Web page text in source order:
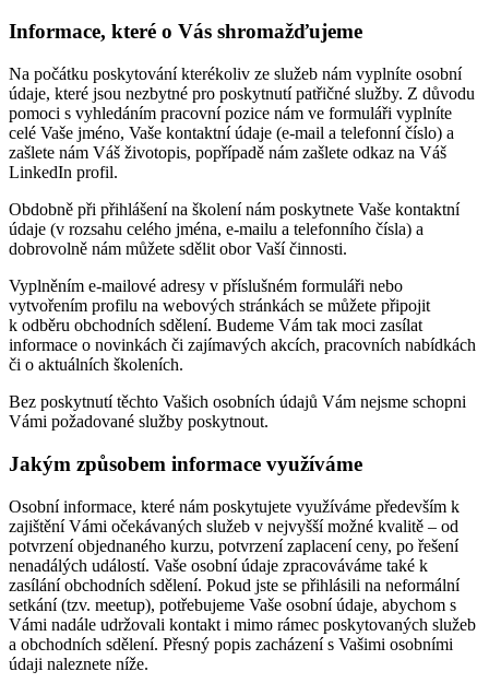
Informace, které o Vás shromažďujeme
Na počátku poskytování kterékoliv ze služeb nám vyplníte osobní
údaje, které jsou nezbytné pro poskytnutí patřičné služby. Z důvodu
pomoci s vyhledáním pracovní pozice nám ve formuláři vyplníte
celé Vaše jméno, Vaše kontaktní údaje (e-mail a telefonní číslo) a
zašlete nám Váš životopis, popřípadě nám zašlete odkaz na Váš
LinkedIn profil.
Obdobně při přihlášení na školení nám poskytnete Vaše kontaktní
údaje (v rozsahu celého jména, e-mailu a telefonního čísla) a
dobrovolně nám můžete sdělit obor Vaší činnosti.
Vyplněním e-mailové adresy v příslušném formuláři nebo
vytvořením profilu na webových stránkách se můžete připojit
k odběru obchodních sdělení. Budeme Vám tak moci zasílat
informace o novinkách či zajímavých akcích, pracovních nabídkách
či o aktuálních školeních.
Bez poskytnutí těchto Vašich osobních údajů Vám nejsme schopni
Vámi požadované služby poskytnout.
Jakým způsobem informace využíváme
Osobní informace, které nám poskytujete využíváme především k
zajištění Vámi očekávaných služeb v nejvyšší možné kvalitě – od
potvrzení objednaného kurzu, potvrzení zaplacení ceny, po řešení
nenadálých událostí. Vaše osobní údaje zpracováváme také k
zasílání obchodních sdělení. Pokud jste se přihlásili na neformální
setkání (tzv. meetup), potřebujeme Vaše osobní údaje, abychom s
Vámi nadále udržovali kontakt i mimo rámec poskytovaných služeb
a obchodních sdělení. Přesný popis zacházení s Vašimi osobními
údaji naleznete níže.